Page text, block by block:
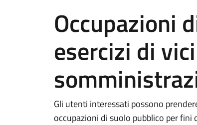
Occupazioni
esercizi di
Gli utenti interessati possono
occupazioni di suolo pubblico per fini